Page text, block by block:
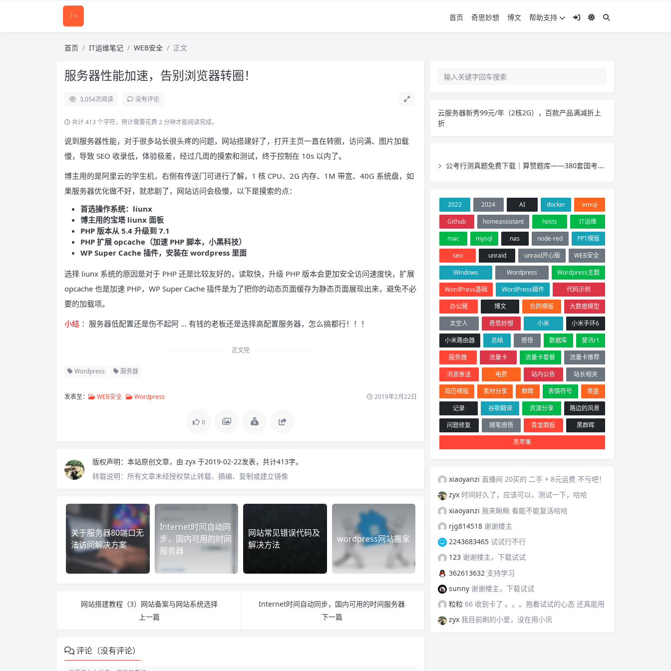
首页 奇思妙想 博文 帮助支持
首页 IT运维笔记 WEB安全 正文
服务器性能加速，告别浏览器转圈！
3,054次阅读 没有评论
共计 413 个字符，预计需要花费 2 分钟才能阅读完成。
说到服务器性能，对于很多站长很头疼的问题，网站搭建好了，打开主页一直在转圈，访问满、图片加载
慢，导致 SEO 收录低，体验极差，经过几周的摸索和测试，终于控制在 10s 以内了。
博主用的是阿里云的学生机，右侧有传送门可进行了解，1 核 CPU、2G 内存、1M 带宽、40G 系统盘，如
果服务器优化做不好，就悲剧了，网站访问会极慢，以下是摸索的点：
首选操作系统：liunx
博主用的宝塔 liunx 面板
PHP 版本从 5.4 升级到 7.1
PHP 扩展 opcache（加速 PHP 脚本，小黑科技）
WP Super Cache 插件，安装在 wordpress 里面
选择 liunx 系统的原因是对于 PHP 还是比较友好的，读取快，升级 PHP 版本会更加安全访问速度快，扩展
opcache 也是加速 PHP，WP Super Cache 插件是为了把你的动态页面缓存为静态页面展现出来，避免不必
要的加载项。
小结 ：服务器低配置还是伤不起阿 … 有钱的老板还是选择高配置服务器，怎么搞都行！！！
正文完
Wordpress 服务器
发表至： WEB安全 Wordpress 2019年2月22日
0
版权声明： 本站原创文章，由 zyx 于2019-02-22发表，共计413字。
转载说明： 所有文章未经授权禁止转载、摘编、复制或建立镜像
关于服务器80端口无
法访问解决方案
Internet时间自动同
步，国内可用的时间
服务器
网站常见错误代码及
解决方法
wordpress网站搬家
网站搭建教程（3）网站备案与网站系统选择
上一篇
Internet时间自动同步，国内可用的时间服务器
下一篇
评论（没有评论）
云服务器新秀99元/年（2核2G），百款产品满减折上
折
公考行测真题免费下载｜算赞题库——380套国考省考真题PDF，覆盖2017-2026年
2022 2024 AI docker
emoji
Github
homeassistant hosts
IT运维
mac
mysql nas node-red
PPT模版
seo
unraid unraid开心版
WEB安全
Windows
Wordpress
Wordpress主题
WordPress基础
WordPress插件
代码示例
办公猪
博文 合同模版
大数据模型
太空人
奇思妙想 小米
小米手环6
小米路由器
总结 感悟 数据库
斐讯r1
服务器
流量卡 流量卡套餐
流量卡推荐
消息推送
电费 站内公告
站长相关
简历模版
素材分享 群晖 表情符号
表盘
记录
谷歌翻译 资源分享
路边的风景
问题修复
随笔感悟 青龙面板
黑群晖
黑苹果
xiaoyanzi 直播间 20买的 二手 + 8元运费 不亏吧！
zyx 时间好久了，应该可以，测试一下，哈哈
xiaoyanzi 我来瞅瞅 看能不能复活哈哈
rjg814518 谢谢楼主
2243683465 试试行不行
123 谢谢楼主，下载试试
362613632 支持学习
sunny 谢谢楼主，下载试试
粒粒 66 收到卡了 。。。抱着试试的心态 还真能用
zyx 我目前刷的小爱，没在用小讯